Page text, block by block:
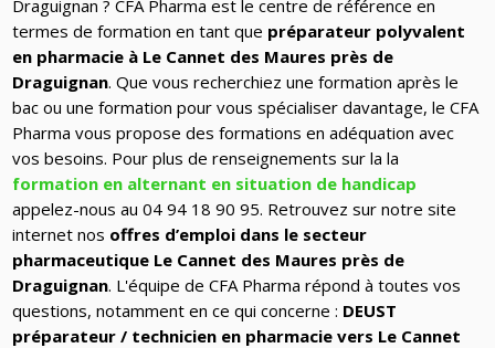
Draguignan ? CFA Pharma est le centre de référence en
termes de formation en tant que préparateur polyvalent
en pharmacie à Le Cannet des Maures près de
Draguignan. Que vous recherchiez une formation après le
bac ou une formation pour vous spécialiser davantage, le CFA
Pharma vous propose des formations en adéquation avec
vos besoins. Pour plus de renseignements sur la la
formation en alternant en situation de handicap
appelez-nous au 04 94 18 90 95. Retrouvez sur notre site
internet nos offres d’emploi dans le secteur
pharmaceutique Le Cannet des Maures près de
Draguignan. L'équipe de CFA Pharma répond à toutes vos
questions, notamment en ce qui concerne : DEUST
préparateur / technicien en pharmacie vers Le Cannet